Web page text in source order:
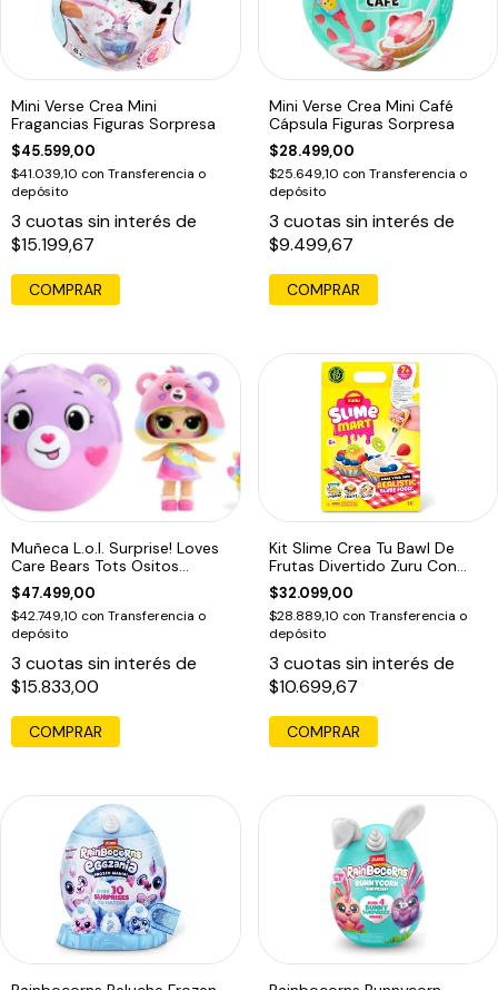
Mini Verse Crea Mini
Fragancias Figuras Sorpresa
$45.599,00
$41.039,10 con Transferencia o
depósito
3 cuotas sin interés de
$15.199,67
Mini Verse Crea Mini Café
Cápsula Figuras Sorpresa
$28.499,00
$25.649,10 con Transferencia o
depósito
3 cuotas sin interés de
$9.499,67
Muñeca L.o.l. Surprise! Loves
Care Bears Tots Ositos
Cariños
$47.499,00
$42.749,10 con Transferencia o
depósito
3 cuotas sin interés de
$15.833,00
Kit Slime Crea Tu Bawl De
Frutas Divertido Zuru Con
Embalaje Adicional
$32.099,00
$28.889,10 con Transferencia o
depósito
3 cuotas sin interés de
$10.699,67